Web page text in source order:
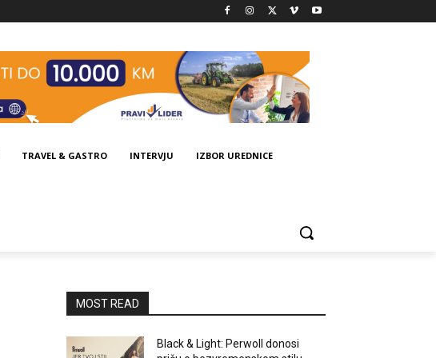
TRAVEL & GASTRO INTERVJU IZBOR UREDNICE
MOST READ
Black & Light: Perwoll donosi